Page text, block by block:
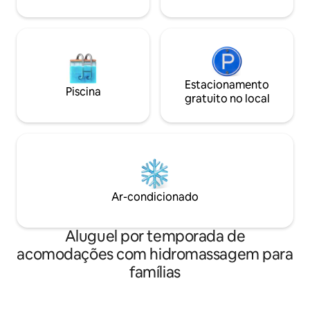
Piscina
Estacionamento
gratuito no local
Ar-condicionado
Aluguel por temporada de
acomodações com hidromassagem para
famílias